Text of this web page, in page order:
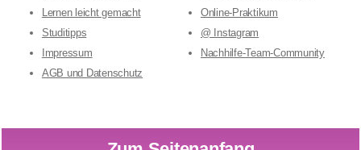
Lernen leicht gemacht
Studitipps
Impressum
AGB und Datenschutz
Online-Praktikum
@ Instagram
Nachhilfe-Team-Community